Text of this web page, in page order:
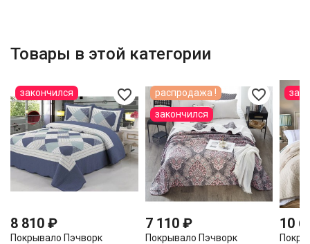
Товары в этой категории
favorite_border
8 810 ₽
Покрывало Пэчворк
закончился favorite_border
7 110 ₽
Покрывало Пэчворк
распродажа !
закончился
10